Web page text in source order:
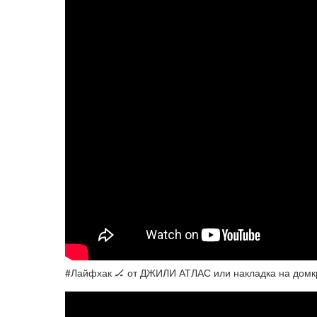
#Лайфхак 🏒 от ДЖИЛИ АТЛАС или накладка на